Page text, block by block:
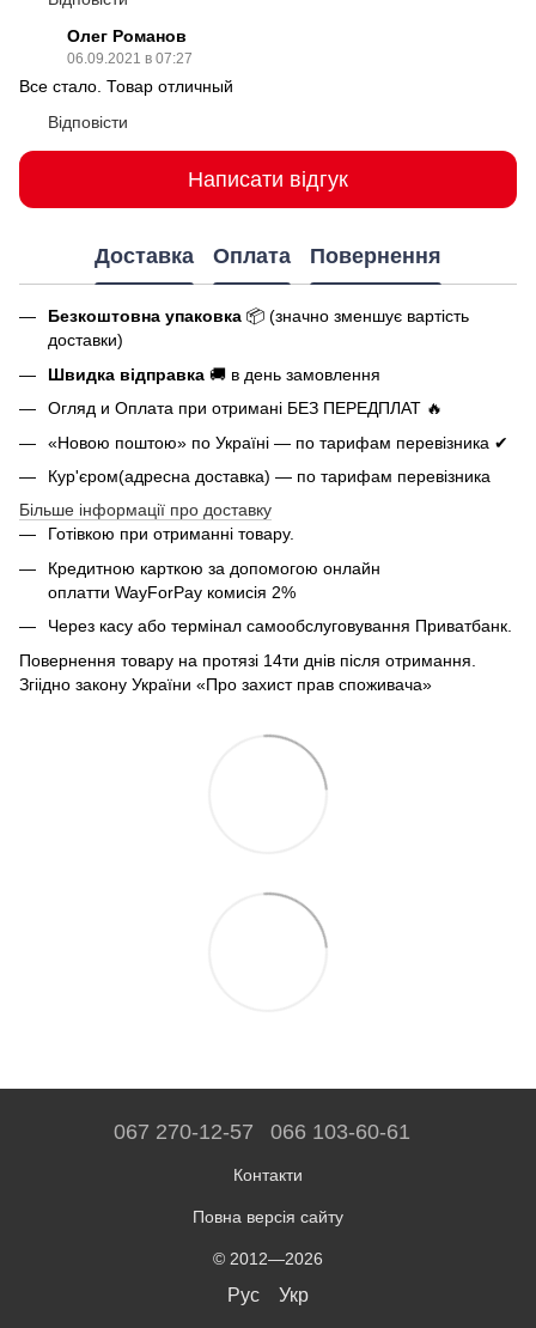
Олег Романов
06.09.2021 в 07:27
Все стало. Товар отличный
Відповісти
Написати відгук
Доставка Оплата Повернення
Безкоштовна упаковка 📦 (значно зменшує вартість
доставки)
Швидка відправка 🚚 в день замовлення
Огляд и Оплата при отримані БЕЗ ПЕРЕДПЛАТ 🔥
«Новою поштою» по Україні — по тарифам перевізника ✔
Кур'єром(адресна доставка) — по тарифам перевізника
Більше інформації про доставку
Готівкою при отриманні товару.
Кредитною карткою за допомогою онлайн
оплатти WayForPay комисія 2%
Через касу або термінал самообслуговування Приватбанк.
Повернення товару на протязі 14ти днів після отримання.
Згіідно закону України «Про захист прав споживача»
067 270-12-57 066 103-60-61
Контакти
Повна версія сайту
© 2012—2026
Рус Укр